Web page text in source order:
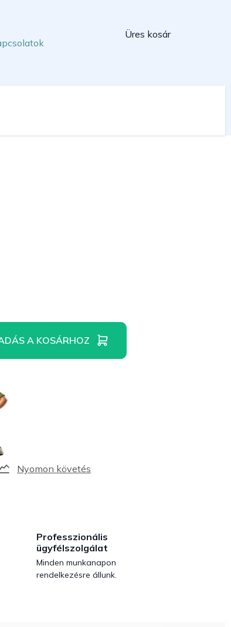
Kosár
Üres kosár
A KOSÁRHOZ
Nyomon követés
Professzionális
ügyfélszolgálat
Minden munkanapon
rendelkezésre állunk.